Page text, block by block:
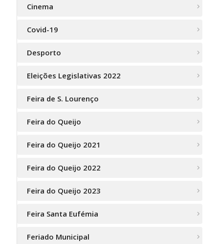
Cinema
Covid-19
Desporto
Eleições Legislativas 2022
Feira de S. Lourenço
Feira do Queijo
Feira do Queijo 2021
Feira do Queijo 2022
Feira do Queijo 2023
Feira Santa Eufémia
Feriado Municipal